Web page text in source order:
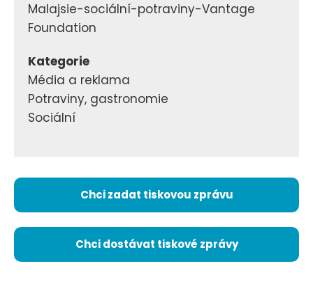
Malajsie-sociální-potraviny-Vantage
Foundation
Kategorie
Média a reklama
Potraviny, gastronomie
Sociální
Chci zadat tiskovou zprávu
Chci dostávat tiskové zprávy